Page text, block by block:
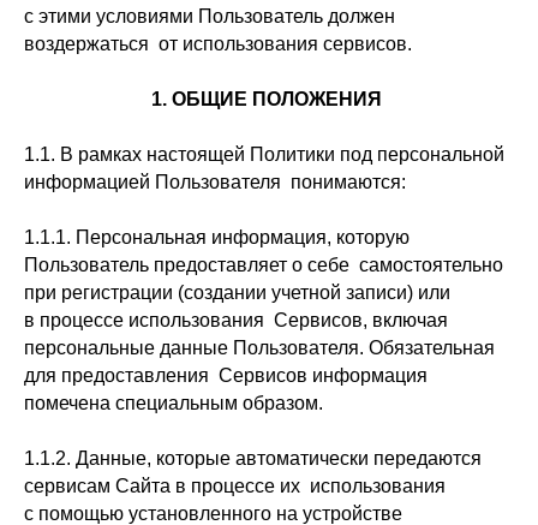
с этими условиями Пользователь должен
воздержаться от использования сервисов.
1. ОБЩИЕ ПОЛОЖЕНИЯ
1.1. В рамках настоящей Политики под персональной
информацией Пользователя понимаются:
1.1.1. Персональная информация, которую
Пользователь предоставляет о себе самостоятельно
при регистрации (создании учетной записи) или
в процессе использования Сервисов, включая
персональные данные Пользователя. Обязательная
для предоставления Сервисов информация
помечена специальным образом.
1.1.2. Данные, которые автоматически передаются
сервисам Сайта в процессе их использования
с помощью установленного на устройстве